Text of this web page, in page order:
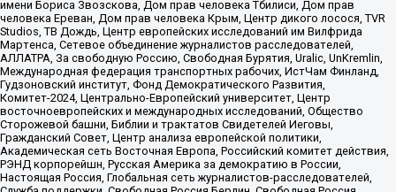
имени Бориса Звозскова, Дом прав человека Тбилиси, Дом прав
человека Ереван, Дом прав человека Крым, Центр дикого лосося, TVR
Studios, ТВ Дождь, Центр европейских исследований им Вилфрида
Мартенса, Сетевое объединение журналистов расследователей,
АЛЛАТРА, За свободную Россию, Свободная Бурятия, Uralic, UnKremlin,
Международная федерация транспортных рабочих, ИстЧам Финланд,
Гудзоновский институт, Фонд Демократического Развития,
Комитет-2024, Центрально-Европейский университет, Центр
восточноевропейских и международных исследований, Общество
Сторожевой башни, Библии и трактатов Свидетелей Иеговы,
Гражданский Совет, Центр анализа европейской политики,
Академическая сеть Восточная Европа, Российский комитет действия,
РЭНД корпорейшн, Русская Америка за демократию в России,
Настоящая Россия, Глобальная сеть журналистов-расследователей,